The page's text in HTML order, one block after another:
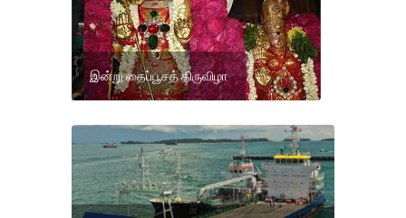
இன்று தைப்பூசத் திருவிழா